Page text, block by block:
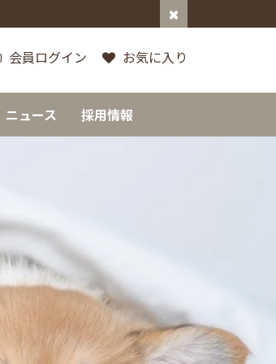
会員ログイン お気に入り
ニュース 採用情報